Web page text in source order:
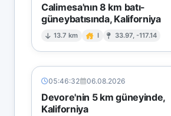
Calimesa'nın 8 km batı-
güneybatısında, Kaliforniya
13.7 km I 33.97, -117.14
05:46:32 06.08.2026
Devore'nin 5 km güneyinde,
Kaliforniya